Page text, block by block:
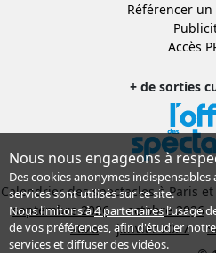
Référencer un
Accès
+ de sorties
Calendrier des spectacles à Paris
septembre 2026
octobre 2026
2026
janvier 2027
Nous nous engageons à
Des cookies anonymes
services sont utilisés sur ce site.
Nous limitons à4 partenairesl’usage
devos préférences, afin d'étudier
services et diffuser des vidéos.